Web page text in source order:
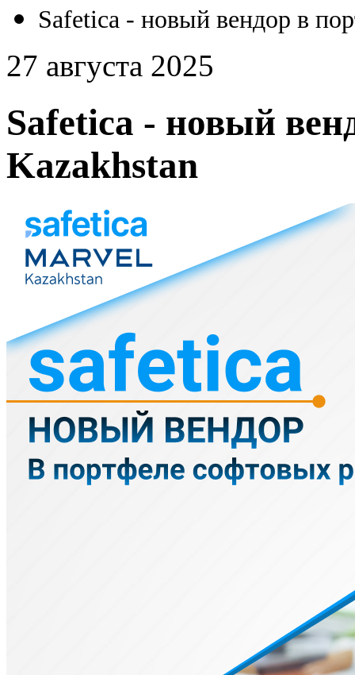
Safetica - новый вендор в
27 августа 2025
Safetica - новый
Kazakhstan